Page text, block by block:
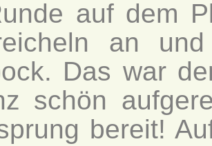
auf dem
an
Das war
schön
bereit!